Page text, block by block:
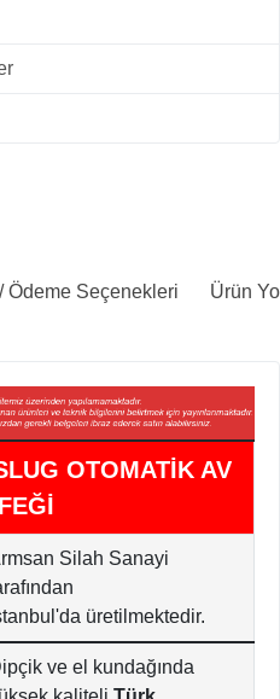
Ödeme Seçenekleri Ürün
OTOMATİK AV
Silah Sanayi
üretilmektedir.
ve el kundağında